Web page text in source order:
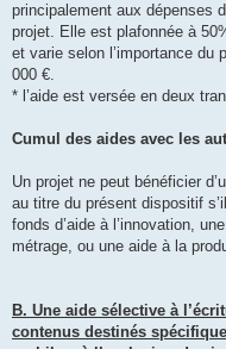
principalement aux dépenses
projet. Elle est plafonnée à
et varie selon l’importance du
000 €.
* l’aide est versée en deux
Cumul des aides avec les
Un projet ne peut bénéficier
au titre du présent dispositif
fonds d’aide à l’innovation,
métrage, ou une aide à la
B. Une aide sélective à
contenus destinés